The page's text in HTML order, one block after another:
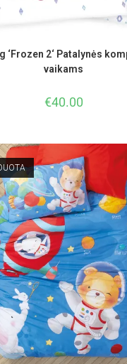
‘Frozen 2‘ Patalynės
vaikams
€40.00